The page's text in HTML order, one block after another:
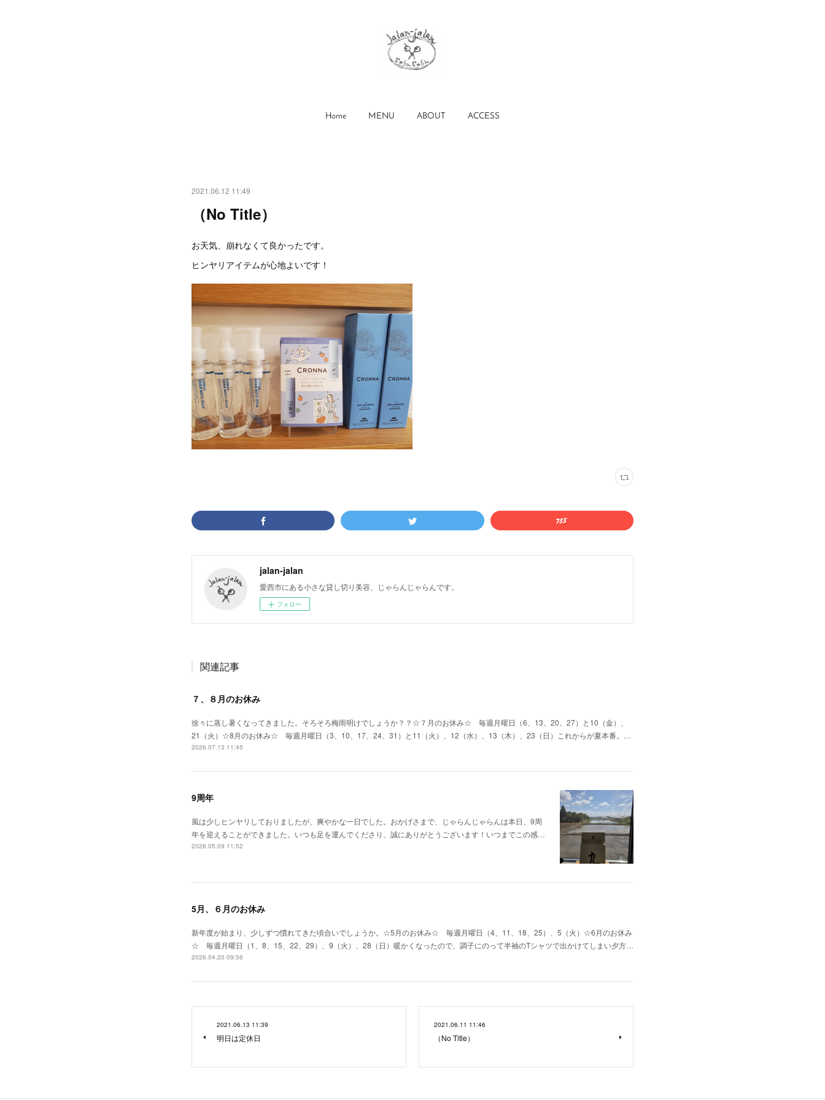
Home MENU ABOUT ACCESS
2021.06.12 11:49
（No Title）
お天気、崩れなくて良かったです。
ヒンヤリアイテムが心地よいです！
jalan-jalan
愛西市にある小さな貸し切り美容、じゃらんじゃらんです。
フォロー
関連記事
７、８月のお休み
徐々に蒸し暑くなってきました。そろそろ梅雨明けでしょうか？？☆７月のお休み☆ 毎週月曜日（6、13、20、27）と10（金）、
21（火）☆8月のお休み☆ 毎週月曜日（3、10、17、24、31）と11（火）、12（水）、13（木）、23（日）これからが夏本番。…
2026.07.13 11:45
9周年
風は少しヒンヤリしておりましたが、爽やかな一日でした。おかげさまで、じゃらんじゃらんは本日、9周
年を迎えることができました。いつも足を運んでくださり、誠にありがとうございます！いつまでこの感…
2026.05.09 11:52
5月、６月のお休み
新年度が始まり、少しずつ慣れてきた頃合いでしょうか。☆5月のお休み☆ 毎週月曜日（4、11、18、25）、5（火）☆6月のお休み
☆ 毎週月曜日（1、8、15、22、29）、9（火）、28（日）暖かくなったので、調子にのって半袖のTシャツで出かけてしまい夕方…
2026.04.20 09:56
2021.06.13 11:39
明日は定休日
2021.06.11 11:46
（No Title）